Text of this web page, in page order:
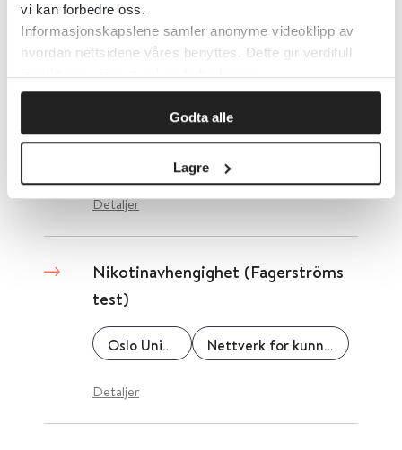
vi kan forbedre oss.
Informasjonskapslene samler anonyme videoklipp av
hvordan nettsidene våres benyttes. Dette gir verdifull
innsikt som gjør at vi kan forbedre oss.
Godta alle
Lagre
NPI - The Neuropsychiatric
Inventory / Nevropsykiatrisk
evalueringsguide
Detaljer
Nikotinavhengighet (Fagerströms
test)
Oslo Universitetssykehus Nettverk for kunnskapsbaserte fagprosedyrer
Detaljer